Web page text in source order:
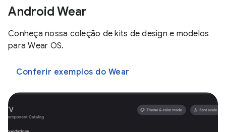
Android Wear
Conheça nossa coleção de kits de design e modelos
para Wear OS.
Conferir exemplos do Wear